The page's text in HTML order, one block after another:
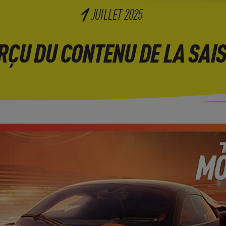
1JUILLET 2025
DU CONTENU DE LA